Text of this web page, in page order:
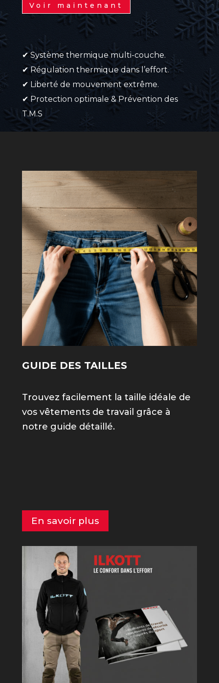
Voir maintenant
✔ Système thermique multi-couche.
✔ Régulation thermique dans l’effort.
✔ Liberté de mouvement extrême.
✔ Protection optimale & Prévention des
T.M.S
GUIDE DES TAILLES
Trouvez facilement la taille idéale de
vos vêtements de travail grâce à
notre guide détaillé.
En savoir plus